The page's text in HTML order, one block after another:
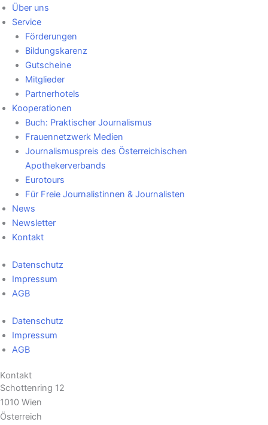
Über uns
Service
Förderungen
Bildungskarenz
Gutscheine
Mitglieder
Partnerhotels
Kooperationen
Buch: Praktischer Journalismus
Frauennetzwerk Medien
Journalismuspreis des Österreichischen
Apothekerverbands
Eurotours
Für Freie Journalistinnen & Journalisten
News
Newsletter
Kontakt
Datenschutz
Impressum
AGB
Datenschutz
Impressum
AGB
Kontakt
Schottenring 12
1010 Wien
Österreich